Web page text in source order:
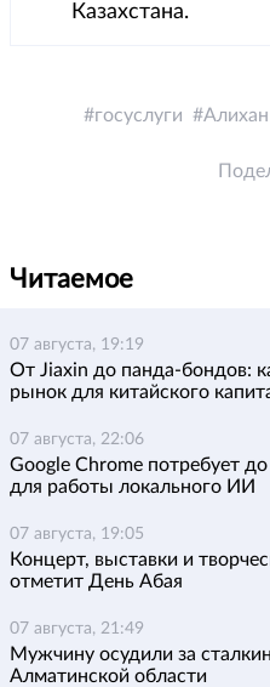
Казахстана.
госуслуги
Читаемое
07 августа, 19:19
От Jiaxin до панда-бондов:
рынок для китайского
07 августа, 22:06
Google Chrome потребует
для работы локального ИИ
07 августа, 19:05
Концерт, выставки и
отметит День Абая
07 августа, 21:49
Мужчину осудили за
Алматинской области